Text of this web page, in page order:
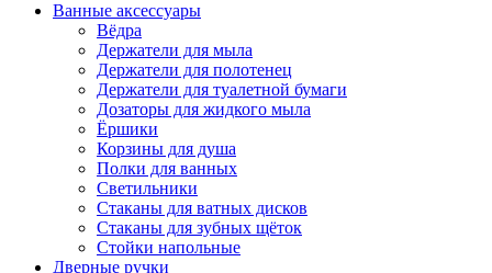
Ванные аксессуары
Вёдра
Держатели для мыла
Держатели для полотенец
Держатели для туалетной бумаги
Дозаторы для жидкого мыла
Ёршики
Корзины для душа
Полки для ванных
Светильники
Стаканы для ватных дисков
Стаканы для зубных щёток
Стойки напольные
Дверные ручки